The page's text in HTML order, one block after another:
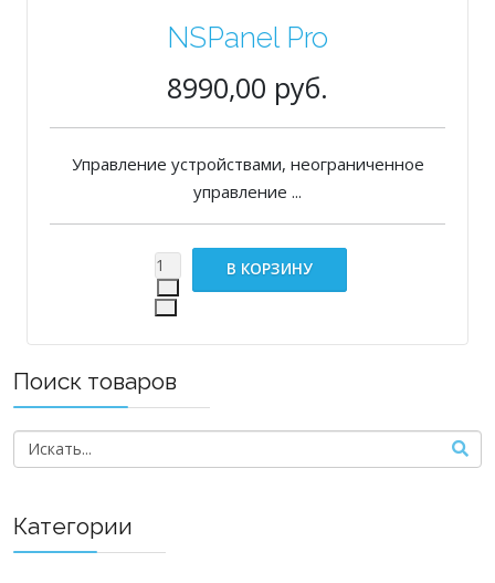
NSPanel Pro
8990,00 руб.
Управление устройствами, неограниченное
управление ...
Поиск товаров
Категории